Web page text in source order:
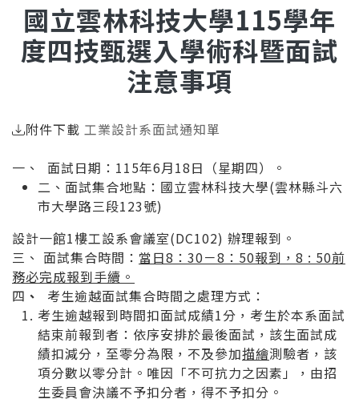
國立雲林科技大學115學年
度四技甄選入學術科暨面試
注意事項
附件下載 工業設計系面試通知單
一、 面試日期：115年6月18日（星期四）。
二、面試集合地點：國立雲林科技大學(雲林縣斗六
市大學路三段123號)
設計一館1樓工設系會議室(DC102) 辦理報到。
三、 面試集合時間： 當日8 ：30－8：50報到，8 : 50前
務必完成報到手續。
四 、
考生逾越面試集合時間之處理方式：
考生逾越報到時間扣面試成績1分，考生於本系面試
結束前報到者：依序安排於最後面試，該生面試成
績扣減分，至零分為限，不及參加描繪測驗者，該
項分數以零分計。唯因「不可抗力之因素」，由招
生委員會決議不予扣分者，得不予扣分。